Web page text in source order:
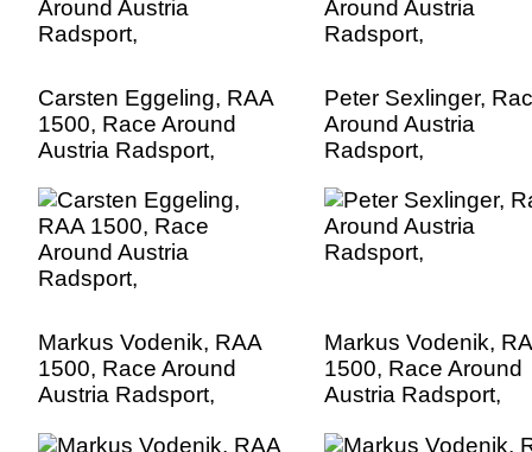
Carsten Eggeling, RAA
1500, Race Around
Austria Radsport,
Peter Sexlinger,
Around Austria
Radsport,
Markus Vodenik, RAA
1500, Race Around
Austria Radsport,
Markus Vodenik,
1500, Race Around
Austria Radsport,